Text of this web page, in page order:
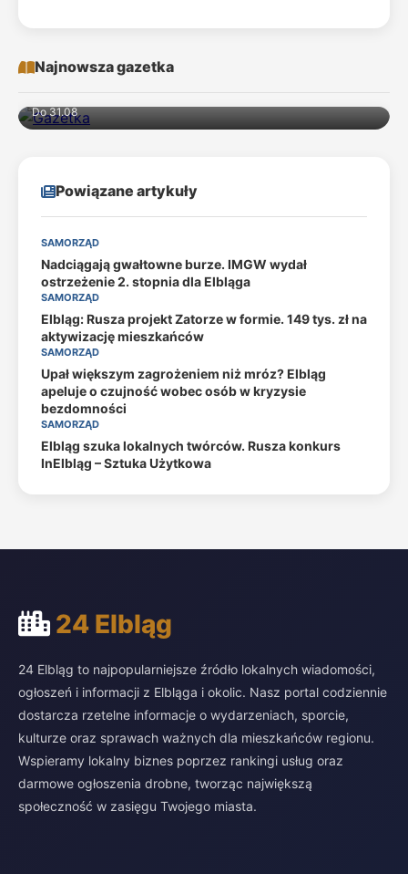
Najnowsza gazetka
Do 31.08
Powiązane artykuły
SAMORZĄD
Nadciągają gwałtowne burze. IMGW wydał
ostrzeżenie 2. stopnia dla Elbląga
SAMORZĄD
Elbląg: Rusza projekt Zatorze w formie. 149 tys. zł na
aktywizację mieszkańców
SAMORZĄD
Upał większym zagrożeniem niż mróz? Elbląg
apeluje o czujność wobec osób w kryzysie
bezdomności
SAMORZĄD
Elbląg szuka lokalnych twórców. Rusza konkurs
InElbląg – Sztuka Użytkowa
24 Elbląg
24 Elbląg to najpopularniejsze źródło lokalnych wiadomości,
ogłoszeń i informacji z Elbląga i okolic. Nasz portal codziennie
dostarcza rzetelne informacje o wydarzeniach, sporcie,
kulturze oraz sprawach ważnych dla mieszkańców regionu.
Wspieramy lokalny biznes poprzez rankingi usług oraz
darmowe ogłoszenia drobne, tworząc największą
społeczność w zasięgu Twojego miasta.